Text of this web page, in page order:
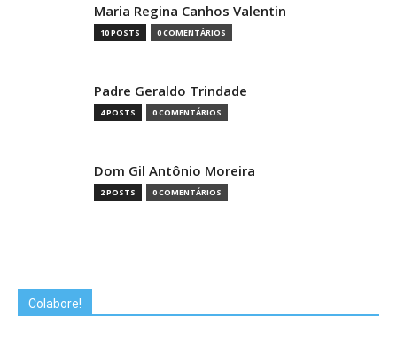
Maria Regina Canhos Valentin
10 POSTS 0 COMENTÁRIOS
Padre Geraldo Trindade
4 POSTS 0 COMENTÁRIOS
Dom Gil Antônio Moreira
2 POSTS 0 COMENTÁRIOS
Colabore!